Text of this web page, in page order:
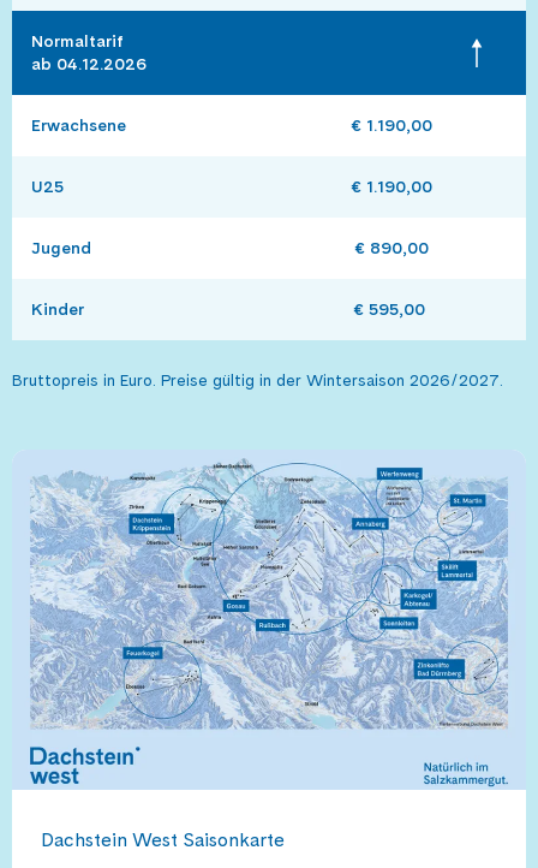
Normaltarif
ab 04.12.2026
Erwachsene € 1.190,00
U25 € 1.190,00
Jugend € 890,00
Kinder € 595,00
Bruttopreis in Euro. Preise gültig in der Wintersaison 2026/2027.
Dachstein West Saisonkarte